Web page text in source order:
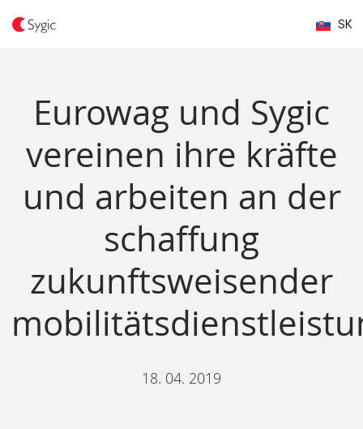
SK
Eurowag und Sygic
vereinen ihre kräfte
und arbeiten an der
schaffung
zukunftsweisender
18. 04. 2019